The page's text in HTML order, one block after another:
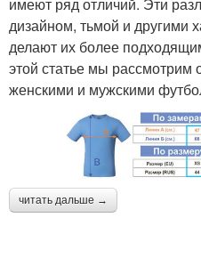
имеют ряд отличий. Эти
дизайном, тьмой и другими
делают их более
этой статье мы
женскими и мужскими
читать дальше →